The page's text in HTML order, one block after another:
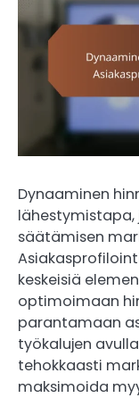
Dynaaminen
säätämisen
keskeisiä
optimoimaan
parantamaan
työkalujen
tehokkaasti
maksimoida